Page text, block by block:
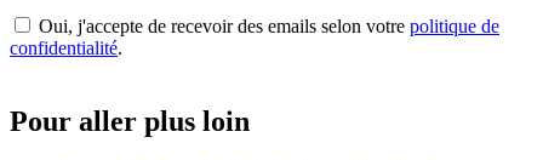
Oui, j'accepte de recevoir des emails selon votre politique de
confidentialité.
Pour aller plus loin